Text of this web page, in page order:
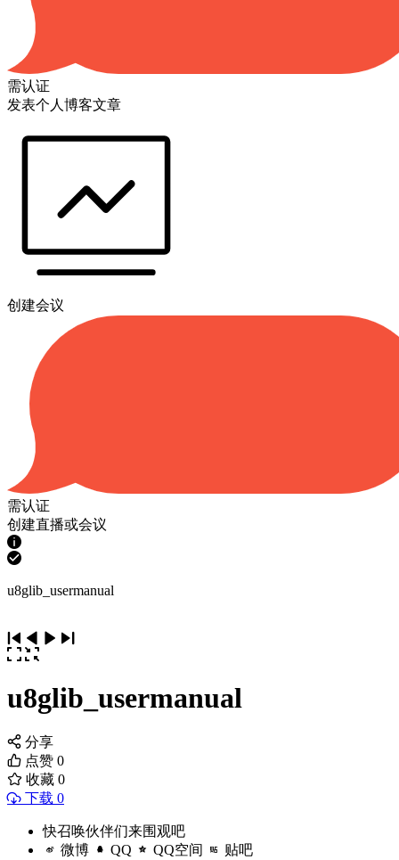
需认证
发表个人博客文章
创建会议
需认证
创建直播或会议
u8glib_usermanual
u8glib_usermanual
分享
点赞 0
收藏 0
下载 0
快召唤伙伴们来围观吧
微博 QQ QQ空间 贴吧